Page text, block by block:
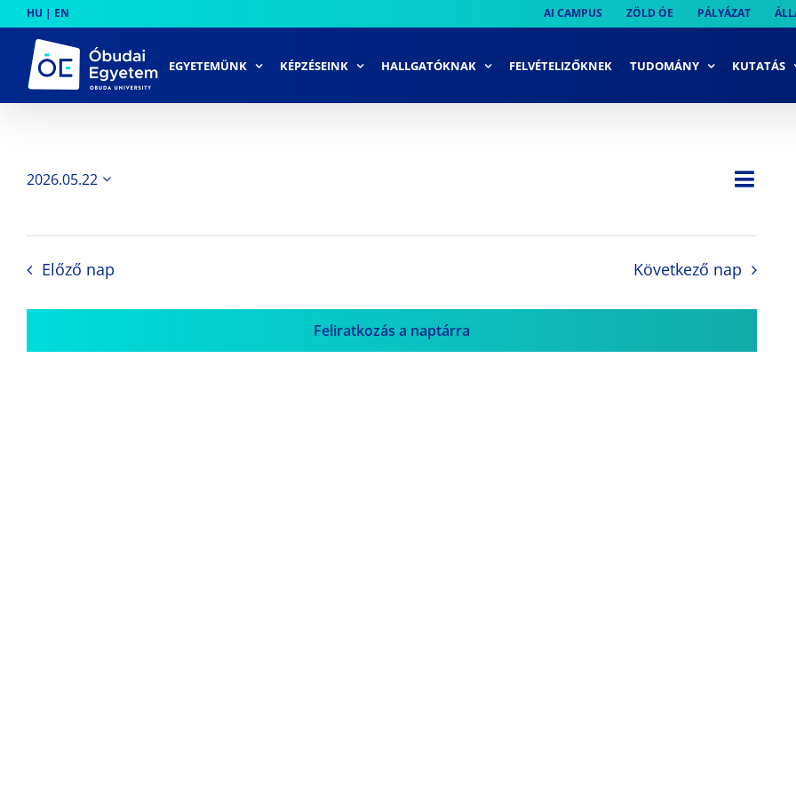
to
content
HU | EN AI CAMPUS ZÖLD ÓE PÁLYÁZAT
EGYETEMÜNK KÉPZÉSEINK HALLGATÓKNAK FELVÉTELIZŐKNEK TUDOMÁNY KUTATÁS
Nap
2026.05.22
Előző nap Következő nap
Feliratkozás a naptárra